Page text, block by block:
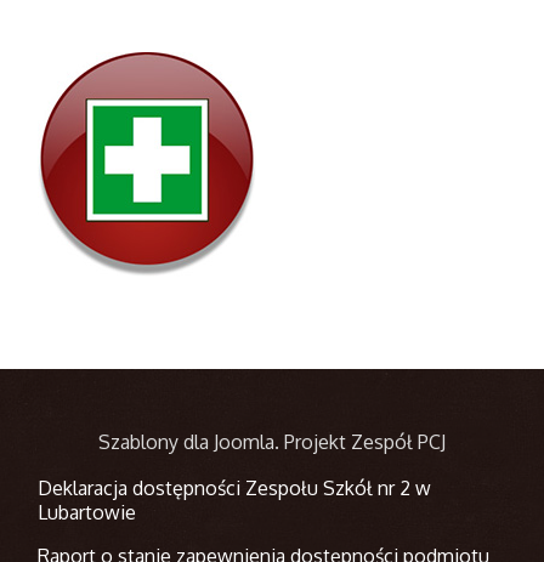
Szablony dla Joomla. Projekt Zespół PCJ
Deklaracja dostępności Zespołu Szkół nr 2 w
Lubartowie
Raport o stanie zapewnienia dostępności podmiotu